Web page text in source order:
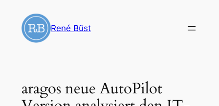
Inhalt
springen
René Büst
aragos neue AutoPilot